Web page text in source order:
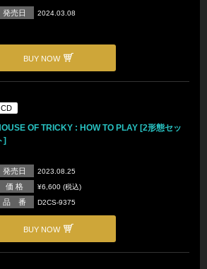
発売日 2024.03.08
BUY NOW
CD
OF TRICKY : HOW TO PLAY [2形態セッ
ト]
発売日 2023.08.25
価 格 ¥6,600 (税込)
品 番 D2CS-9375
BUY NOW